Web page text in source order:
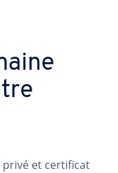
et certificat